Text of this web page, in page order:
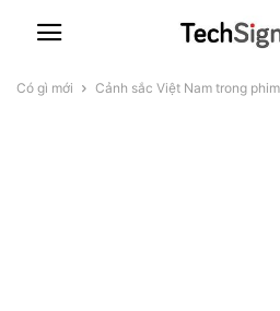
Có gì mới Cảnh sắc Việt Nam trong